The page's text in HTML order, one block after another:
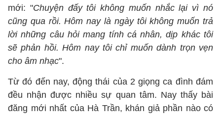
mới: "Chuyện đấy tôi không muốn nhắc lại vì nó
cũng qua rồi. Hôm nay là ngày tôi không muốn trả
lời những câu hỏi mang tính cá nhân, dịp khác tôi
sẽ phản hồi. Hôm nay tôi chỉ muốn dành trọn vẹn
cho âm nhạc".
Từ đó đến nay, động thái của 2 giọng ca đình đám
đều nhận được nhiều sự quan tâm. Nay thấy bài
đăng mới nhất của Hà Trần, khán giả phần nào có